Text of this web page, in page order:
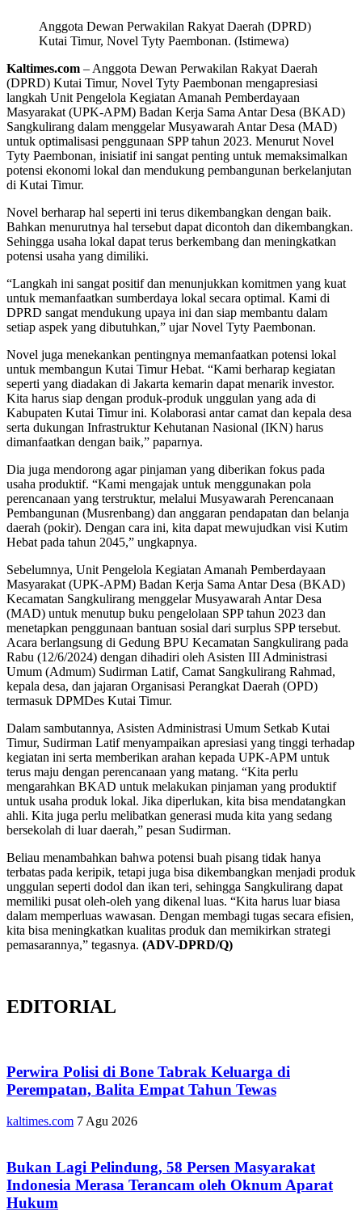
Anggota Dewan Perwakilan Rakyat Daerah (DPRD)
Kutai Timur, Novel Tyty Paembonan. (Istimewa)
Kaltimes.com – Anggota Dewan Perwakilan Rakyat Daerah
(DPRD) Kutai Timur, Novel Tyty Paembonan mengapresiasi
langkah Unit Pengelola Kegiatan Amanah Pemberdayaan
Masyarakat (UPK-APM) Badan Kerja Sama Antar Desa (BKAD)
Sangkulirang dalam menggelar Musyawarah Antar Desa (MAD)
untuk optimalisasi penggunaan SPP tahun 2023. Menurut Novel
Tyty Paembonan, inisiatif ini sangat penting untuk memaksimalkan
potensi ekonomi lokal dan mendukung pembangunan berkelanjutan
di Kutai Timur.
Novel berharap hal seperti ini terus dikembangkan dengan baik.
Bahkan menurutnya hal tersebut dapat dicontoh dan dikembangkan.
Sehingga usaha lokal dapat terus berkembang dan meningkatkan
potensi usaha yang dimiliki.
“Langkah ini sangat positif dan menunjukkan komitmen yang kuat
untuk memanfaatkan sumberdaya lokal secara optimal. Kami di
DPRD sangat mendukung upaya ini dan siap membantu dalam
setiap aspek yang dibutuhkan,” ujar Novel Tyty Paembonan.
Novel juga menekankan pentingnya memanfaatkan potensi lokal
untuk membangun Kutai Timur Hebat. “Kami berharap kegiatan
seperti yang diadakan di Jakarta kemarin dapat menarik investor.
Kita harus siap dengan produk-produk unggulan yang ada di
Kabupaten Kutai Timur ini. Kolaborasi antar camat dan kepala desa
serta dukungan Infrastruktur Kehutanan Nasional (IKN) harus
dimanfaatkan dengan baik,” paparnya.
Dia juga mendorong agar pinjaman yang diberikan fokus pada
usaha produktif. “Kami mengajak untuk menggunakan pola
perencanaan yang terstruktur, melalui Musyawarah Perencanaan
Pembangunan (Musrenbang) dan anggaran pendapatan dan belanja
daerah (pokir). Dengan cara ini, kita dapat mewujudkan visi Kutim
Hebat pada tahun 2045,” ungkapnya.
Sebelumnya, Unit Pengelola Kegiatan Amanah Pemberdayaan
Masyarakat (UPK-APM) Badan Kerja Sama Antar Desa (BKAD)
Kecamatan Sangkulirang menggelar Musyawarah Antar Desa
(MAD) untuk menutup buku pengelolaan SPP tahun 2023 dan
menetapkan penggunaan bantuan sosial dari surplus SPP tersebut.
Acara berlangsung di Gedung BPU Kecamatan Sangkulirang pada
Rabu (12/6/2024) dengan dihadiri oleh Asisten III Administrasi
Umum (Admum) Sudirman Latif, Camat Sangkulirang Rahmad,
kepala desa, dan jajaran Organisasi Perangkat Daerah (OPD)
termasuk DPMDes Kutai Timur.
Dalam sambutannya, Asisten Administrasi Umum Setkab Kutai
Timur, Sudirman Latif menyampaikan apresiasi yang tinggi terhadap
kegiatan ini serta memberikan arahan kepada UPK-APM untuk
terus maju dengan perencanaan yang matang. “Kita perlu
mengarahkan BKAD untuk melakukan pinjaman yang produktif
untuk usaha produk lokal. Jika diperlukan, kita bisa mendatangkan
ahli. Kita juga perlu melibatkan generasi muda kita yang sedang
bersekolah di luar daerah,” pesan Sudirman.
Beliau menambahkan bahwa potensi buah pisang tidak hanya
terbatas pada keripik, tetapi juga bisa dikembangkan menjadi produk
unggulan seperti dodol dan ikan teri, sehingga Sangkulirang dapat
memiliki pusat oleh-oleh yang dikenal luas. “Kita harus luar biasa
dalam memperluas wawasan. Dengan membagi tugas secara efisien,
kita bisa meningkatkan kualitas produk dan memikirkan strategi
pemasarannya,” tegasnya. (ADV-DPRD/Q)
EDITORIAL
Perwira Polisi di Bone Tabrak Keluarga di
Perempatan, Balita Empat Tahun Tewas
kaltimes.com 7 Agu 2026
Bukan Lagi Pelindung, 58 Persen Masyarakat
Indonesia Merasa Terancam oleh Oknum Aparat
Hukum